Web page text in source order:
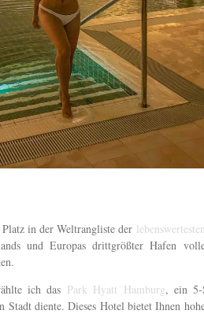
in der Weltrangliste der
und Europas drittgrößter Hafen
ich das Park Hyatt Hamburg, ein 5-
Stadt diente. Dieses Hotel bietet Ihnen